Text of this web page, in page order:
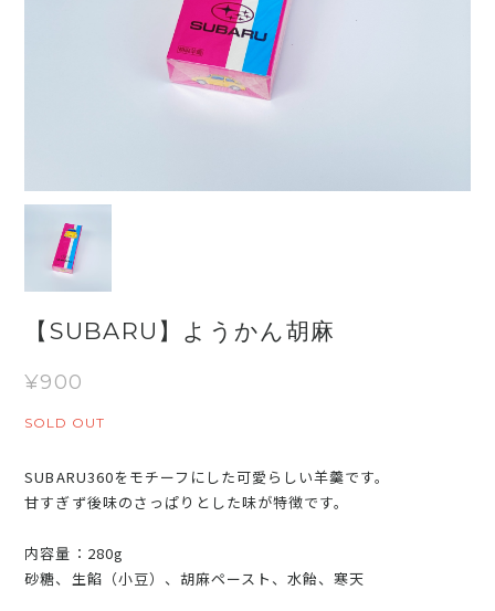
【SUBARU】ようかん胡麻
¥900
SOLD OUT
SUBARU360をモチーフにした可愛らしい羊羹です。
甘すぎず後味のさっぱりとした味が特徴です。
内容量：280g
砂糖、生餡（小豆）、胡麻ペースト、水飴、寒天